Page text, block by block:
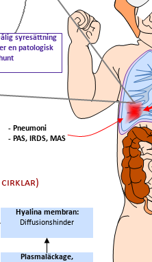
syresättning
en patologisk
- Pneumoni
- PAS, IRDS, MAS
Plasmaläckage,
Hyalina membran:
Diffusionshinder
cirklar)